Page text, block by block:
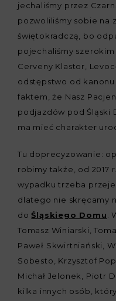
jechaliśmy przez
pozwoliliśmy sobie na
świętokradczą, bo
pojechaliśmy
Cerveny Klastor,
odstępstwo od
faktem, że Nasz
podjazdów pod Śląski
ma mieć charakter
Tu doprecyzowanie:
robimy także, od 2017
wypadku trzeba
dlatego nie skręcamy
doŚląskiego Domu .
Tomasz Winiarski,
Paweł Skwirtniański,
Sobesto, Krzysztof
Michał Jelonek, Piotr
kilka innych osób,